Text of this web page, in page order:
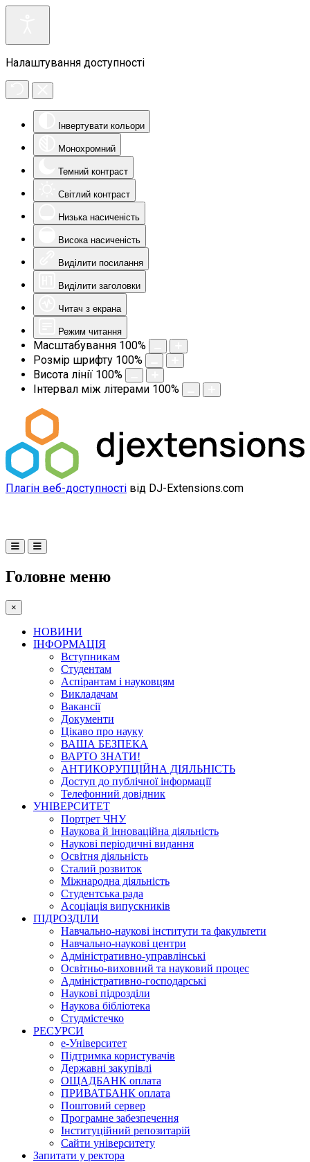
Налаштування доступності
Інвертувати кольори
Монохромний
Темний контраст
Світлий контраст
Низька насиченість
Висока насиченість
Виділити посилання
Виділити заголовки
Читач з екрана
Режим читання
Масштабування 100%
Розмір шрифту 100%
Висота лінії 100%
Інтервал між літерами 100%
Плагін веб-доступності від DJ-Extensions.com
Головне меню
×
НОВИНИ
ІНФОРМАЦІЯ
Вступникам
Студентам
Аспірантам і науковцям
Викладачам
Вакансії
Документи
Цікаво про науку
ВАША БЕЗПЕКА
ВАРТО ЗНАТИ!
АНТИКОРУПЦІЙНА ДІЯЛЬНІСТЬ
Доступ до публічної інформації
Телефонний довідник
УНІВЕРСИТЕТ
Портрет ЧНУ
Наукова й інноваційна діяльність
Наукові періодичні видання
Освітня діяльність
Сталий розвиток
Міжнародна діяльність
Студентська рада
Асоціація випускників
ПІДРОЗДІЛИ
Навчально-наукові інститути та факультети
Навчально-наукові центри
Адміністративно-управлінські
Освітньо-виховний та науковий процес
Адміністративно-господарські
Наукові підрозділи
Наукова бібліотека
Студмістечко
РЕСУРСИ
е-Університет
Підтримка користувачів
Державні закупівлі
ОЩАДБАНК оплата
ПРИВАТБАНК оплата
Поштовий сервер
Програмне забезпечення
Інституційний репозитарій
Сайти університету
Запитати у ректора